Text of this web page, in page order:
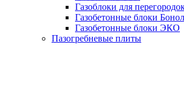
Газоблоки для
Газобетонные блоки
Газобетонные блоки ЭКО
Пазогребневые плиты